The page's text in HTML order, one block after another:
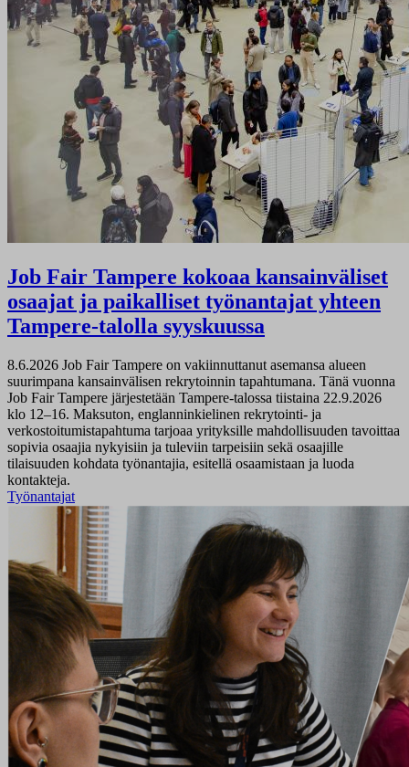
Job Fair Tampere kokoaa kansainväliset
osaajat ja paikalliset työnantajat yhteen
Tampere-talolla syyskuussa
8.6.2026 Job Fair Tampere on vakiinnuttanut asemansa alueen
suurimpana kansainvälisen rekrytoinnin tapahtumana. Tänä vuonna
Job Fair Tampere järjestetään Tampere-talossa tiistaina 22.9.2026
klo 12–16. Maksuton, englanninkielinen rekrytointi- ja
verkostoitumistapahtuma tarjoaa yrityksille mahdollisuuden tavoittaa
sopivia osaajia nykyisiin ja tuleviin tarpeisiin sekä osaajille
tilaisuuden kohdata työnantajia, esitellä osaamistaan ja luoda
kontakteja.
Työnantajat